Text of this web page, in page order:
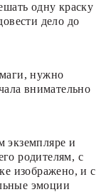
одну краску
дело до
нужно
внимательно
экземпляре и
родителям, с
изображено, и с
эмоции